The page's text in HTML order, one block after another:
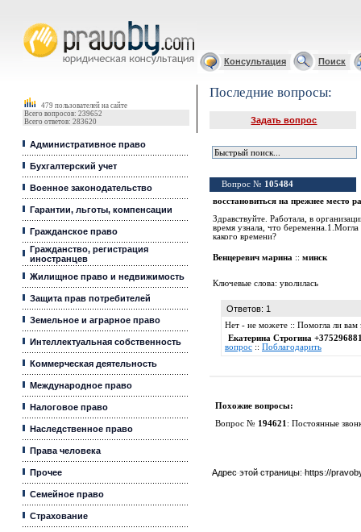
Консультация Поиск
479 пользователей на сайте
Всего вопросов: 239652
Всего ответов: 283620
Административное право
Бухгалтерский учет
Военное законодательство
Гарантии, льготы, компенсации
Гражданское право
Гражданство, регистрация
иностранцев
Жилищное право и недвижимость
Защита прав потребителей
Земельное и аграрное право
Интеллектуальная собственность
Коммерческая деятельность
Международное право
Налоговое право
Наследственное право
Права человека
Прочее
Семейное право
Страхование
Последние вопросы:
Задать вопрос
Вопрос № 105484
восстановиться на прежнее место
Здравствуйте. Работала, в
время узнала, что
какого времени?
Венцеревич марина :: минск
Ключевые слова: уволилась
Ответов: 1
Нет - не можете :: Помогла ли
Екатерина Строгина
вопрос :: Поблагодарить
Похожие вопросы:
Вопрос № 194621 : Постоянные
Адрес этой страницы: https://